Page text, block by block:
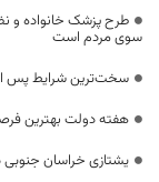
طرح پزشک خانواده و
سوی مردم است
سخت‌ترین شرایط پس از
هفته دولت بهترین
یشتازی خراسان جنوبی